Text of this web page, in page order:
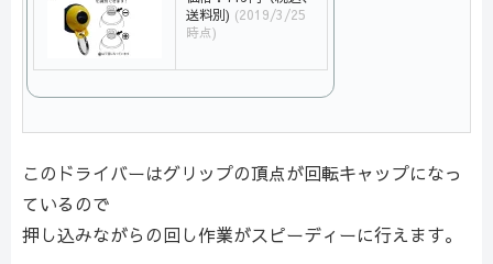
送料別) (2019/3/25
時点)
このドライバーはグリップの頂点が回転キャップになっ
ているので
押し込みながらの回し作業がスピーディーに行えます。